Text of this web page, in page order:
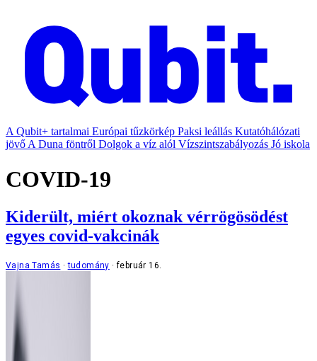
A Qubit+ tartalmai Európai tűzkörkép Paksi leállás Kutatóhálózati
jövő A Duna föntről Dolgok a víz alól Vízszintszabályozás Jó iskola
COVID-19
Kiderült, miért okoznak vérrögösödést
egyes covid-vakcinák
Vajna Tamás tudomány február 16.